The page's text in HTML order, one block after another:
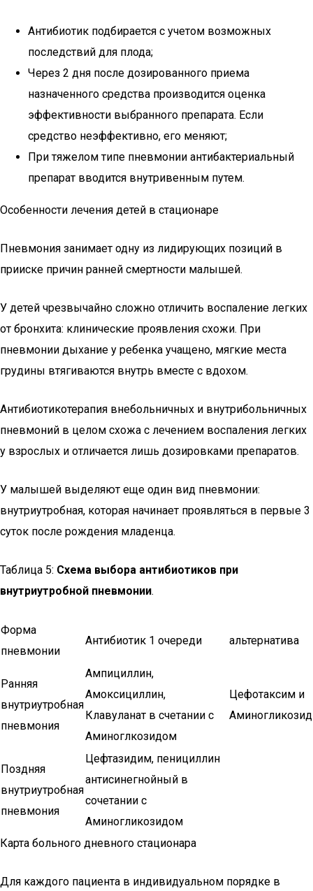
Антибиотик подбирается с учетом возможных
последствий для плода;
Через 2 дня после дозированного приема
назначенного средства производится оценка
эффективности выбранного препарата. Если
средство неэффективно, его меняют;
При тяжелом типе пневмонии антибактериальный
препарат вводится внутривенным путем.
Особенности лечения детей в стационаре
Пневмония занимает одну из лидирующих позиций в
прииске причин ранней смертности малышей.
У детей чрезвычайно сложно отличить воспаление легких
от бронхита: клинические проявления схожи. При
пневмонии дыхание у ребенка учащено, мягкие места
грудины втягиваются внутрь вместе с вдохом.
Антибиотикотерапия внебольничных и внутрибольничных
пневмоний в целом схожа с лечением воспаления легких
у взрослых и отличается лишь дозировками препаратов.
У малышей выделяют еще один вид пневмонии:
внутриутробная, которая начинает проявляться в первые 3
суток после рождения младенца.
Таблица 5: Схема выбора антибиотиков при
внутриутробной пневмонии.
Форма
пневмонии
Антибиотик 1 очереди альтернатива
Ранняя
внутриутробная
пневмония
Ампициллин,
Амоксициллин,
Клавуланат в счетании с
Аминоглкозидом
Цефотаксим и
Аминогликозид
Поздняя
внутриутробная
пневмония
Цефтазидим, пенициллин
антисинегнойный в
сочетании с
Аминогликозидом
Карта больного дневного стационара
Для каждого пациента в индивидуальном порядке в